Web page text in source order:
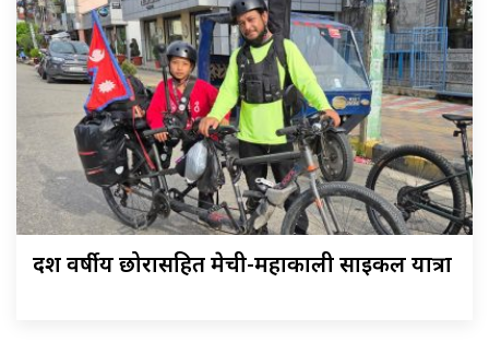
दश वर्षीय छोरासहित मेची-महाकाली साइकल यात्रा